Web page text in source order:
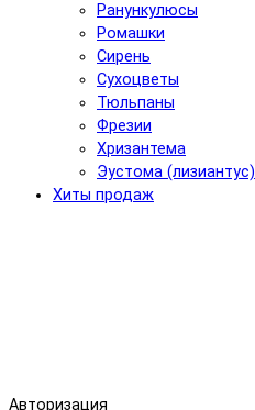
Ранункулюсы
Ромашки
Сирень
Сухоцветы
Тюльпаны
Фрезии
Хризантема
Эустома (лизиантус)
Хиты продаж
Авторизация